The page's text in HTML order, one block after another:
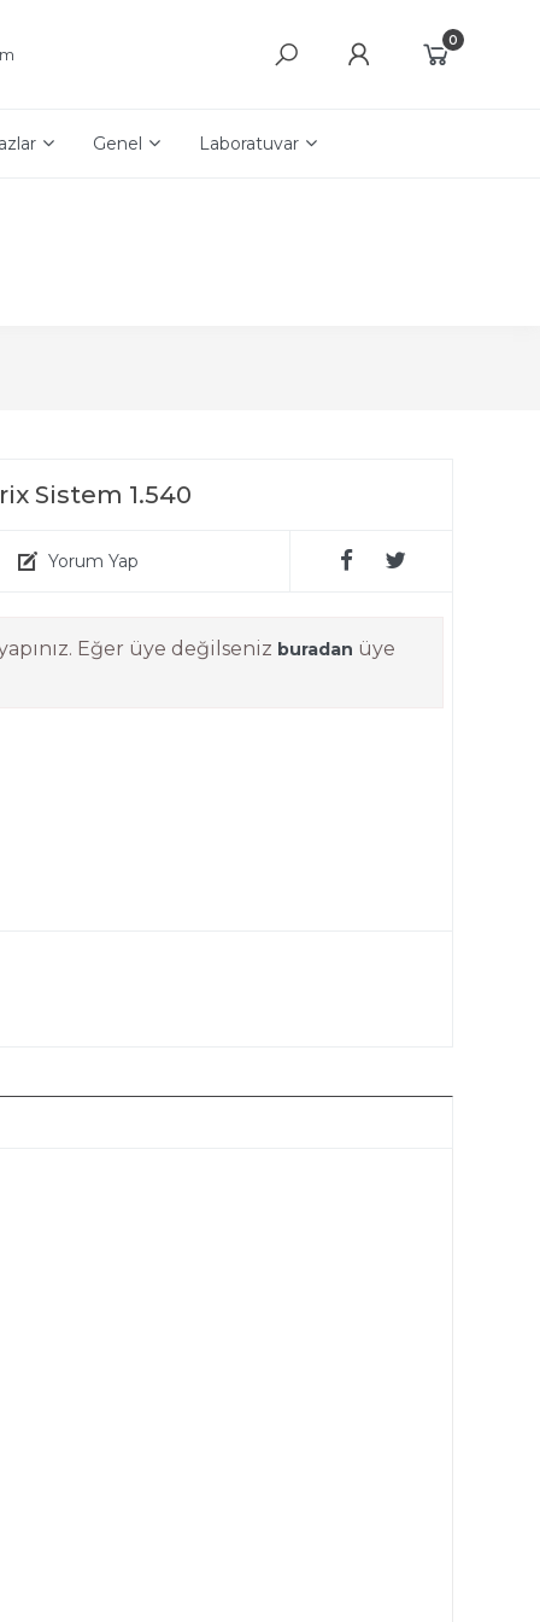
0
Genel Laboratuvar
Sistem 1.540
Yorum Yap
Eğer üye değilseniz buradan üye